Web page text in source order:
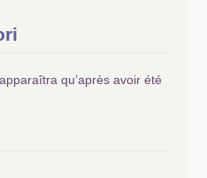
qu’après avoir été